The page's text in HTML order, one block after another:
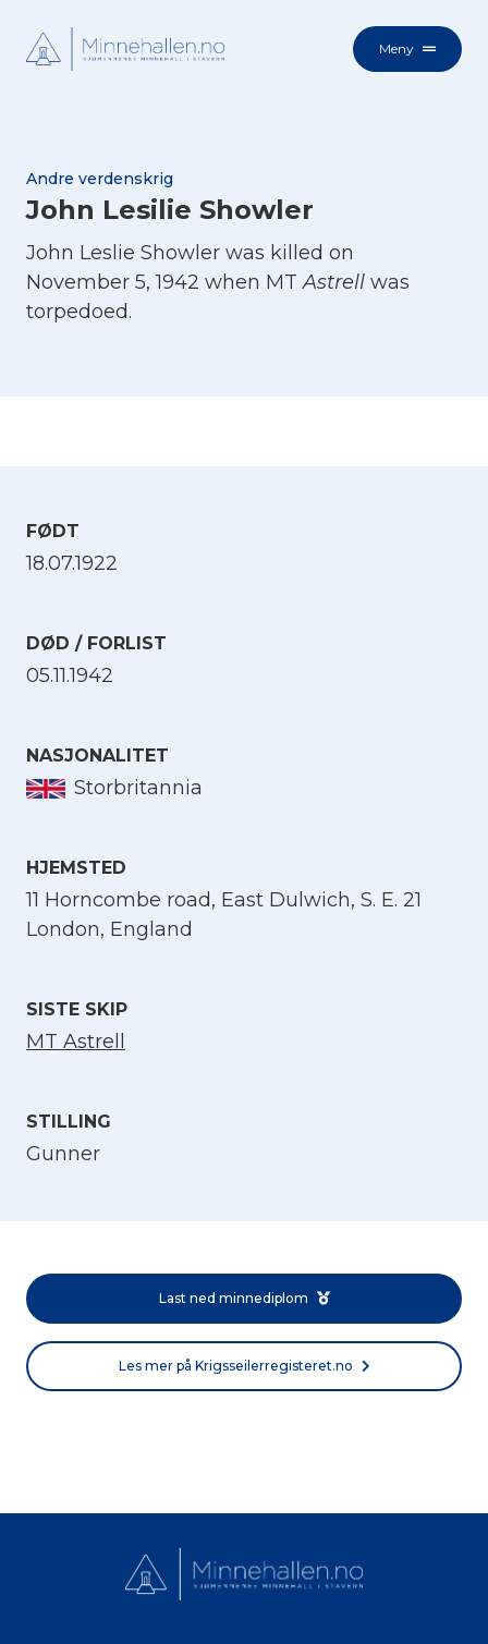
Meny
Andre verdenskrig
John Lesilie Showler
John Leslie Showler was killed on
November 5, 1942 when MTAstrell was
torpedoed.
FØDT
18.07.1922
DØD / FORLIST
05.11.1942
NASJONALITET
Storbritannia
HJEMSTED
11 Horncombe road, East Dulwich, S. E. 21
London, England
SISTE SKIP
MT Astrell
STILLING
Gunner
Last ned minnediplom
Les mer på Krigsseilerregisteret.no
English
Norsk bokmål